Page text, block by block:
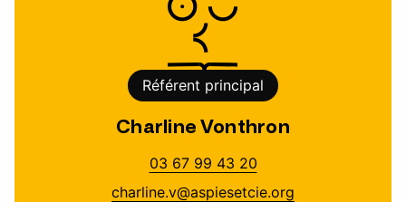
Référent principal
Charline Vonthron
03 67 99 43 20
charline.v@aspiesetcie.org